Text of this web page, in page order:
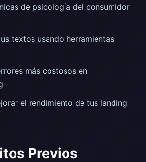
de psicología del consumidor
textos usando herramientas
más costosos en
el rendimiento de tus landing
Previos